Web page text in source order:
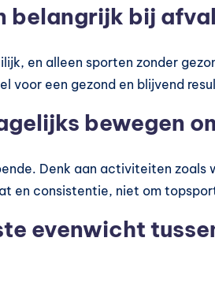
belangrijk bij
en alleen sporten zonder
voor een gezond en blijvend
bewegen
Denk aan activiteiten
en consistentie, niet om
evenwicht